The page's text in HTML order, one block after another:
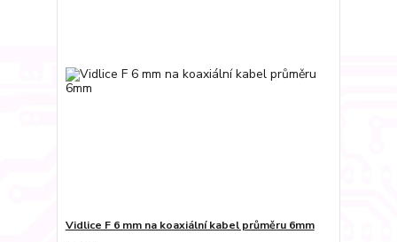
Vidlice F 6 mm na koaxiální kabel průměru 6mm